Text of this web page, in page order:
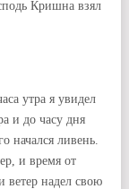
Кришна взял
утра я увидел
и до часу дня
начался ливень.
и время от
надел свою